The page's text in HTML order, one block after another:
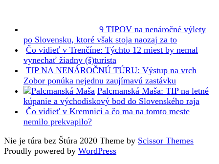
9 TIPOV na nenáročné výlety
po Slovensku, ktoré však stoja naozaj za to
Čo vidieť v Trenčíne: Týchto 12 miest by nemal
vynechať žiadny (š)turista
TIP NA NENÁROČNÚ TÚRU: Výstup na vrch
Zobor ponúka nejednu zaujímavú zastávku
Palcmanská Maša: TIP na letné
kúpanie a východiskový bod do Slovenského raja
Čo vidieť v Kremnici a čo ma na tomto meste
nemilo prekvapilo?
Nie je túra bez Štúra 2020 Theme by Scissor Themes
Proudly powered by WordPress